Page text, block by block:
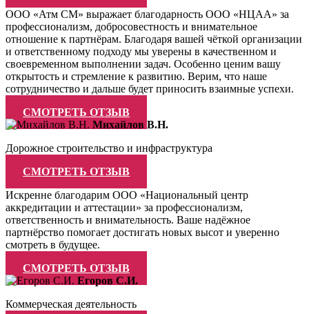
ООО «Атм СМ» выражает благодарность ООО «НЦАА» за
профессионализм, добросовестность и внимательное
отношение к партнёрам. Благодаря вашей чёткой организации
и ответственному подходу мы уверены в качественном и
своевременном выполнении задач. Особенно ценим вашу
открытость и стремление к развитию. Верим, что наше
сотрудничество и дальше будет приносить взаимные успехи.
СМОТРЕТЬ ОТЗЫВ
Михайлов В.Н.
Дорожное строительство и инфраструктура
СМОТРЕТЬ ОТЗЫВ
Искренне благодарим ООО «Национальный центр
аккредитации и аттестации» за профессионализм,
ответственность и внимательность. Ваше надёжное
партнёрство помогает достигать новых высот и уверенно
смотреть в будущее.
СМОТРЕТЬ ОТЗЫВ
Егоров С.И.
Коммерческая деятельность